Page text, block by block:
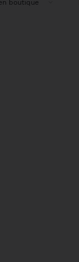
boutique